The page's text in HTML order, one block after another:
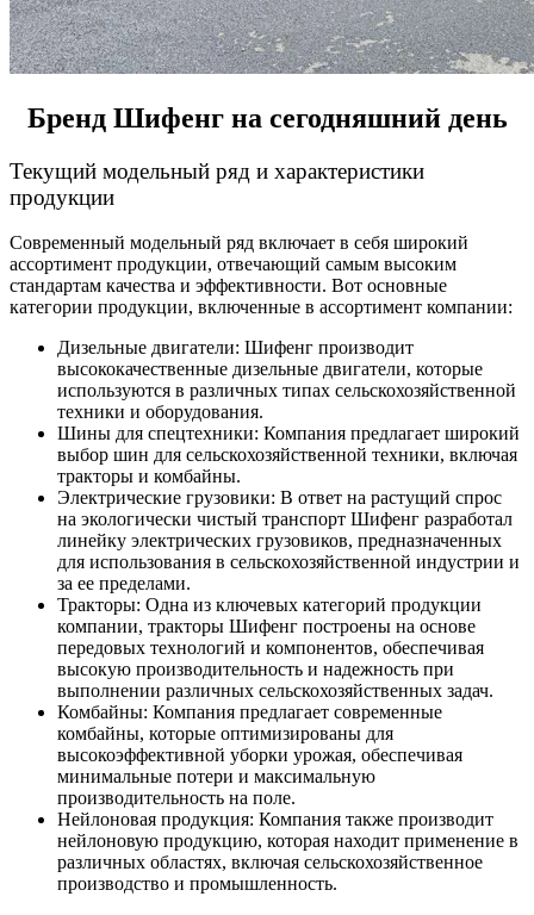
Бренд Шифенг на сегодняшний день
Текущий модельный ряд и характеристики
продукции
Современный модельный ряд включает в себя широкий
ассортимент продукции, отвечающий самым высоким
стандартам качества и эффективности. Вот основные
категории продукции, включенные в ассортимент компании:
Дизельные двигатели: Шифенг производит
высококачественные дизельные двигатели, которые
используются в различных типах сельскохозяйственной
техники и оборудования.
Шины для спецтехники: Компания предлагает широкий
выбор шин для сельскохозяйственной техники, включая
тракторы и комбайны.
Электрические грузовики: В ответ на растущий спрос
на экологически чистый транспорт Шифенг разработал
линейку электрических грузовиков, предназначенных
для использования в сельскохозяйственной индустрии и
за ее пределами.
Тракторы: Одна из ключевых категорий продукции
компании, тракторы Шифенг построены на основе
передовых технологий и компонентов, обеспечивая
высокую производительность и надежность при
выполнении различных сельскохозяйственных задач.
Комбайны: Компания предлагает современные
комбайны, которые оптимизированы для
высокоэффективной уборки урожая, обеспечивая
минимальные потери и максимальную
производительность на поле.
Нейлоновая продукция: Компания также производит
нейлоновую продукцию, которая находит применение в
различных областях, включая сельскохозяйственное
производство и промышленность.